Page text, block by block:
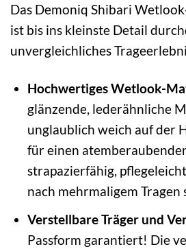
Das Demoniq Shibari
ist bis ins kleinste Detail
unvergleichliches
Hochwertiges Wetlook-
glänzende, lederähnliche
unglaublich weich auf der
für einen
strapazierfähig,
nach mehrmaligem Tragen
Verstellbare Träger und
Passform garantiert! Die